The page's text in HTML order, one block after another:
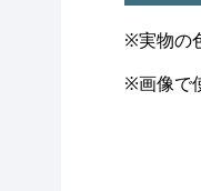
※実物の
※画像で